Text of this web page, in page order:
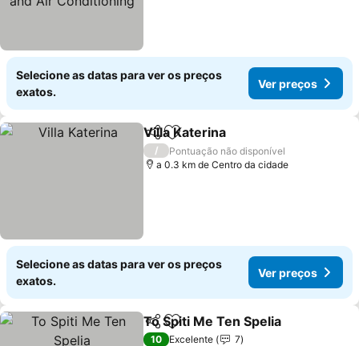
Selecione as datas para ver os preços
exatos.
Ver preços
PartilharAdicionar aos favoritos
Villa Katerina
/
Pontuação não disponível
a 0.3 km de Centro da cidade
Selecione as datas para ver os preços
exatos.
Ver preços
PartilharAdicionar aos favoritos
To Spiti Me Ten Spelia
10 Excelente
7